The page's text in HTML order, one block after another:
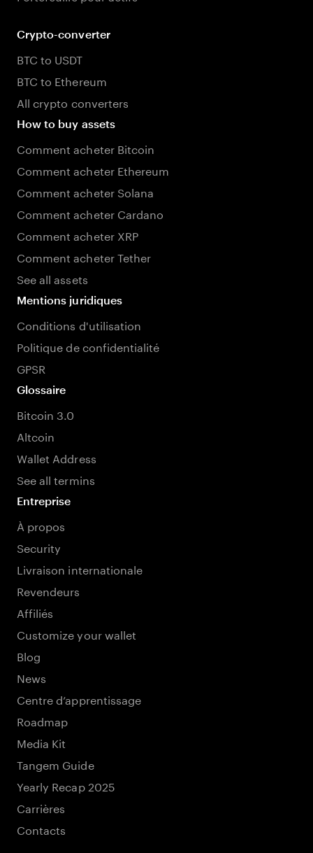
Crypto-converter
BTC to USDT
BTC to Ethereum
All crypto converters
How to buy assets
Comment acheter Bitcoin
Comment acheter Ethereum
Comment acheter Solana
Comment acheter Cardano
Comment acheter XRP
Comment acheter Tether
See all assets
Mentions juridiques
Conditions d'utilisation
Politique de confidentialité
GPSR
Glossaire
Bitcoin 3.0
Altcoin
Wallet Address
See all termins
Entreprise
À propos
Security
Livraison internationale
Revendeurs
Affiliés
Customize your wallet
Blog
News
Centre d’apprentissage
Roadmap
Media Kit
Tangem Guide
Yearly Recap 2025
Carrières
Contacts